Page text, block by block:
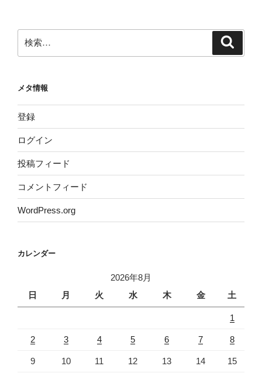
索:
メタ情報
登録
ログイン
投稿フィード
コメントフィード
WordPress.org
カレンダー
2026年8月
日
月 火 水 木 金 土
1
2 3 4 5 6 7 8
9 10 11 12 13 14 15